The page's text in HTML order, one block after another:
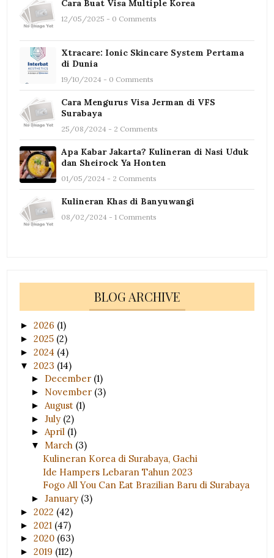
Cara Buat Visa Multiple Korea
12/05/2025 - 0 Comments
Xtracare: Ionic Skincare System Pertama
di Dunia
19/10/2024 - 0 Comments
Cara Mengurus Visa Jerman di VFS
Surabaya
25/08/2024 - 2 Comments
Apa Kabar Jakarta? Kulineran di Nasi Uduk
dan Sheirock Ya Honten
01/05/2024 - 2 Comments
Kulineran Khas di Banyuwangi
08/02/2024 - 1 Comments
BLOG ARCHIVE
►2026 (1)
►2025 (2)
►2024 (4)
▼2023 (14)
► December (1)
► November (3)
► August (1)
►July (2)
► April (1)
▼ March (3)
Kulineran Korea di Surabaya, Gachi
Ide Hampers Lebaran Tahun 2023
Fogo All You Can Eat Brazilian Baru di Surabaya
►January (3)
►2022 (42)
►2021 (47)
►2020 (63)
►2019 (112)